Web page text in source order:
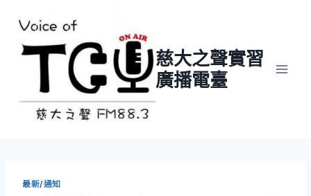
content
慈大之聲實習
廣播電臺
最新/通知